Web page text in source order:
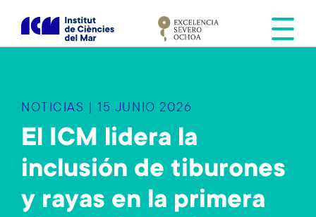
i
NOTICIAS | 15 JUNIO 2026
El ICM lidera la
inclusión de tiburones
y rayas en la primera